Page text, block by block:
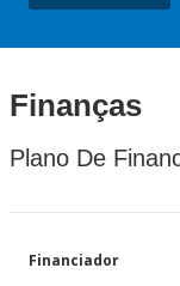
Finanças
Plano De
Financiador